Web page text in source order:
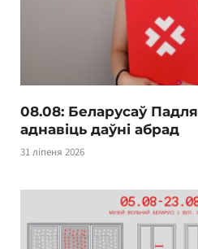
08.08: Беларусаў
аднавіць даўні абрад
31 ліпеня 2026